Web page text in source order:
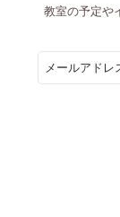
教室の予定や